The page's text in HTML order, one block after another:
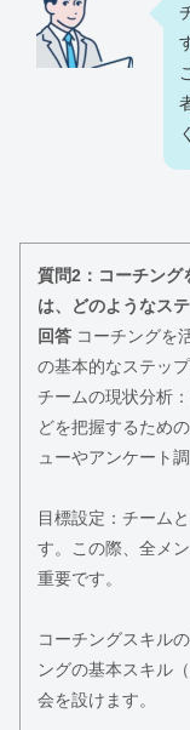
質問2：コーチング
は、どのようなス
回答 コーチングを
の基本的なステッ
チームの現状分析
どを把握するため
ューやアンケート
目標設定：チーム
す。この際、全メ
重要です。
コーチングスキル
ングの基本スキル
会を設けます。